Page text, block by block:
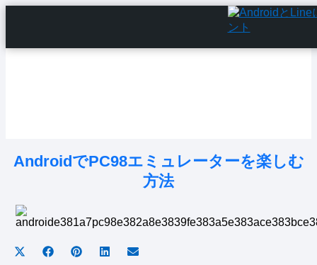
AndroidでPC98エミュレーターを楽しむ
方法
Share Share Share
Share